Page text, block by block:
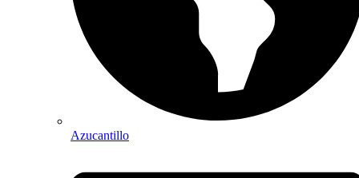
Azucantillo